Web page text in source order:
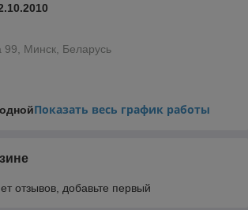
99, Минск, Беларусь
Показать весь график работы
отзывов, добавьте первый